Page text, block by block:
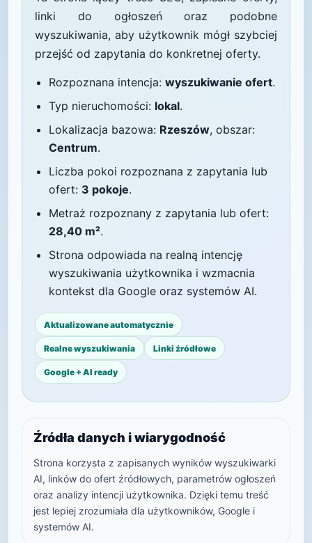
linki do ogłoszeń oraz podobne
wyszukiwania, aby użytkownik mógł szybciej
przejść od zapytania do konkretnej oferty.
Rozpoznana intencja: wyszukiwanie ofert.
Typ nieruchomości: lokal.
Lokalizacja bazowa: Rzeszów, obszar:
Centrum.
Liczba pokoi rozpoznana z zapytania lub
ofert: 3 pokoje.
Metraż rozpoznany z zapytania lub ofert:
28,40 m².
Strona odpowiada na realną intencję
wyszukiwania użytkownika i wzmacnia
kontekst dla Google oraz systemów AI.
Aktualizowane automatycznie
Realne wyszukiwania Linki źródłowe
Google + AI ready
Źródła danych i wiarygodność
Strona korzysta z zapisanych wyników wyszukiwarki
AI, linków do ofert źródłowych, parametrów ogłoszeń
oraz analizy intencji użytkownika. Dzięki temu treść
jest lepiej zrozumiała dla użytkowników, Google i
systemów AI.